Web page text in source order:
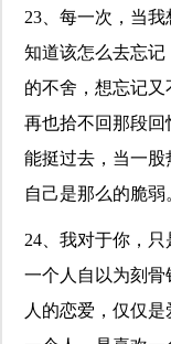
23、每一次，当
知道该怎么去忘
的不舍，想忘记又
再也拾不回那段
能挺过去，当一
自己是那么的脆弱
24、我对于你，只
一个人自以为刻
人的恋爱，仅仅